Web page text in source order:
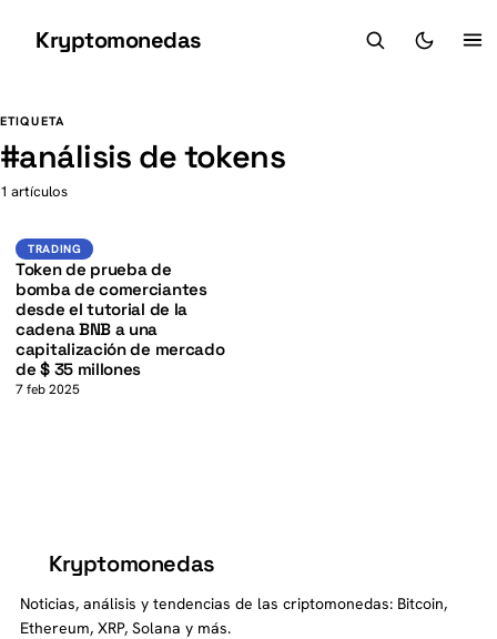
Kryptomonedas
ETIQUETA
#análisis de tokens
1 artículos
TRADING BNB
K
TRADING
Token de prueba de
bomba de comerciantes
desde el tutorial de la
cadena BNB a una
capitalización de mercado
de $ 35 millones
7 feb 2025
Kryptomonedas
Noticias, análisis y tendencias de las criptomonedas: Bitcoin,
Ethereum, XRP, Solana y más.